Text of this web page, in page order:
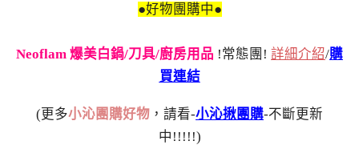
●好物團購中●
Neoflam 爆美白鍋/刀具/廚房用品 !常態團! 詳細介紹/購
買連結
(更多小沁團購好物 ，請看-小沁揪團購-不斷更新
中!!!!!)